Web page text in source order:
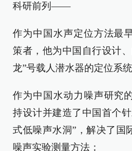
科研前列——
作为中国水声定位方法最
策者，他为中国自行设计
龙”号载人潜水器的定位系
作为中国水动力噪声研究
持设计并建造了中国首个
式低噪声水洞”，解决了国
噪声实验测量方法；